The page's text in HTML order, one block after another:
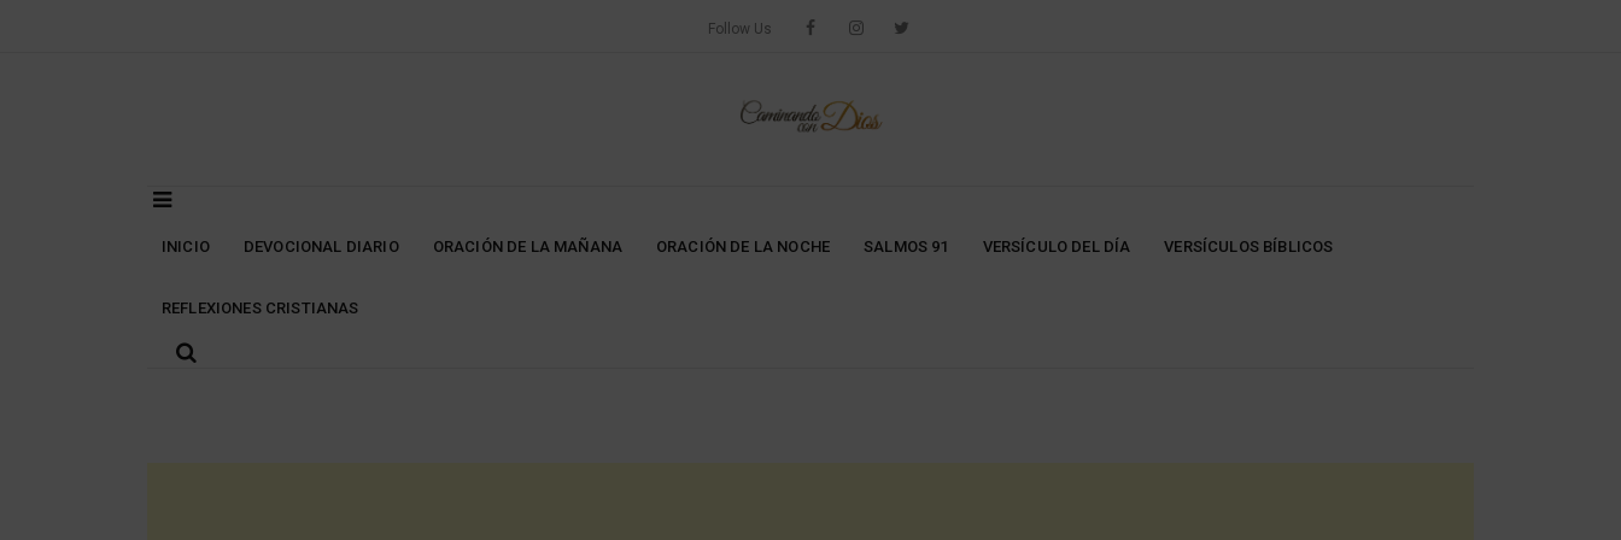
Follow Us
INICIO DEVOCIONAL DIARIO ORACIÓN DE LA MAÑANA ORACIÓN DE LA NOCHE SALMOS 91 VERSÍCULO DEL DÍA VERSÍCULOS BÍBLICOS
REFLEXIONES CRISTIANAS